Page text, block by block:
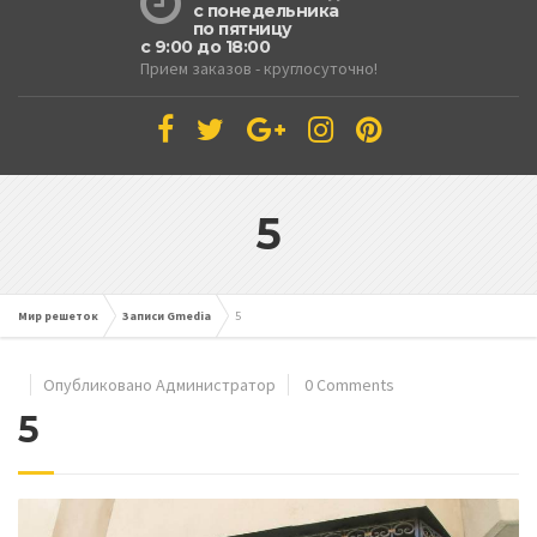
с понедельника
по пятницу
с 9:00 до 18:00
Прием заказов - круглосуточно!
5
Мир решеток Записи Gmedia 5
Опубликовано Администратор 0 Comments
5